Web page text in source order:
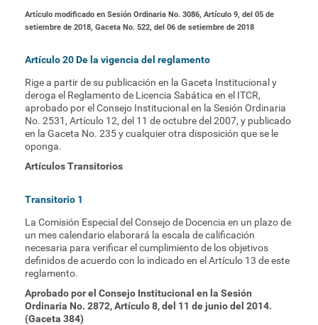
Artículo modificado en Sesión Ordinaria No. 3086, Artículo 9, del 05 de
setiembre de 2018, Gaceta No. 522, del 06 de setiembre de 2018
Artículo 20 De la vigencia del reglamento
Rige a partir de su publicación en la Gaceta Institucional y
deroga el Reglamento de Licencia Sabática en el ITCR,
aprobado por el Consejo Institucional en la Sesión Ordinaria
No. 2531, Artículo 12, del 11 de octubre del 2007, y publicado
en la Gaceta No. 235 y cualquier otra disposición que se le
oponga.
Artículos Transitorios
Transitorio 1
La Comisión Especial del Consejo de Docencia en un plazo de
un mes calendario elaborará la escala de calificación
necesaria para verificar el cumplimiento de los objetivos
definidos de acuerdo con lo indicado en el Artículo 13 de este
reglamento.
Aprobado por el Consejo Institucional en la Sesión
Ordinaria No. 2872, Artículo 8, del 11 de junio del 2014.
(Gaceta 384)